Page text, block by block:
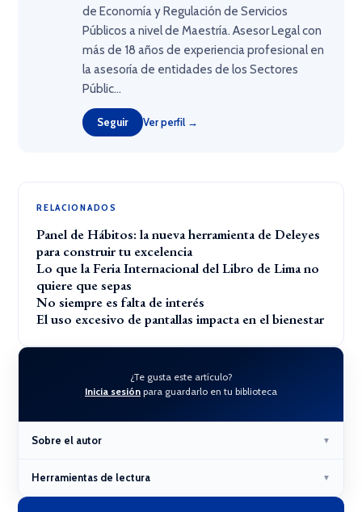
de Economía y Regulación de Servicios
Públicos a nivel de Maestría. Asesor Legal con
más de 18 años de experiencia profesional en
la asesoría de entidades de los Sectores
Públic...
Seguir Ver perfil →
RELACIONADOS
Panel de Hábitos: la nueva herramienta de Deleyes
para construir tu excelencia
Lo que la Feria Internacional del Libro de Lima no
quiere que sepas
No siempre es falta de interés
El uso excesivo de pantallas impacta en el bienestar
¿Te gusta este artículo?
Inicia sesión para guardarlo en tu biblioteca
Sobre el autor ▼
Herramientas de lectura ▼